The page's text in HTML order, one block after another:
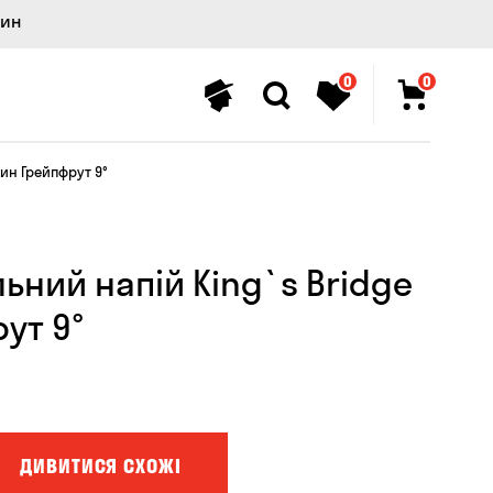
0 0
Грейпфрут 9°
напій King`s Bridge
9°
ДИВИТИСЯ СХОЖІ